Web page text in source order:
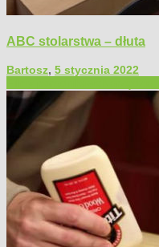
ABC stolarstwa – dłuta
Bartosz, 5 stycznia 2022